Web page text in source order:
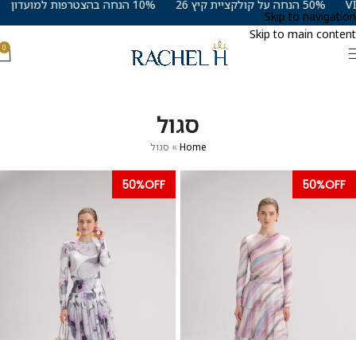
Skip to navigation
Skip to main content
0
סגול
Home
» סגול
50%OFF
50%OFF
10% הנחה בהצטרפות למועדון VIP 50% הנחה על קולקציית קיץ 26